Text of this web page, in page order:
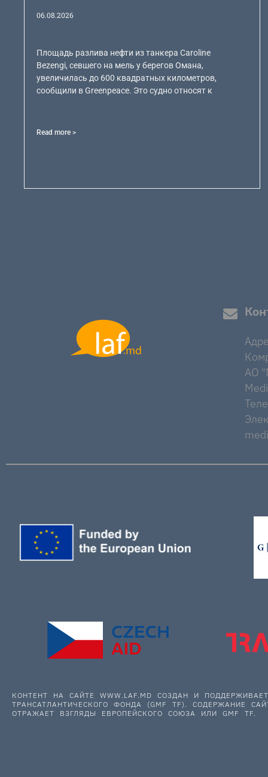
06.08.2026
Площадь разлива нефти из танкера Caroline
Bezengi, севшего на мель у берегов Омана,
увеличилась до 600 квадратных километров,
сообщили в Greenpeace. Это судно относят к
Read more >
AO
КОНТЕНТ НА САЙТЕ WWW.LAF.MD СОЗДАН И
ТРАНСАТЛАНТИЧЕСКОГО ФОНДА (GMF TF). СОДЕРЖАНИЕ
ОТРАЖАЕТ ВЗГЛЯДЫ ЕВРОПЕЙСКОГО СОЮЗА ИЛИ GMF TF.